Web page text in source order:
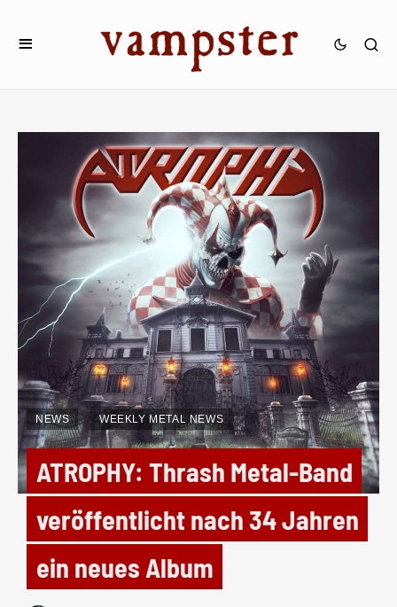
NEWS WEEKLY METAL NEWS
ATROPHY: Thrash Metal-Band
veröffentlicht nach 34 Jahren
ein neues Album